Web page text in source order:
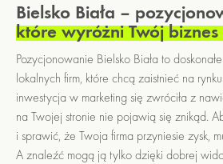
Bielsko Biała –
które wyróżni Twój biznes
Pozycjonowanie Bielsko Biała to
lokalnych firm, które chcą zaistnieć na
inwestycja w marketing się zwróciła z
na Twojej stronie nie pojawią się znikąd.
i sprawić, że Twoja firma przyniesie zysk,
A znaleźć mogą ją tylko dzięki dobrej